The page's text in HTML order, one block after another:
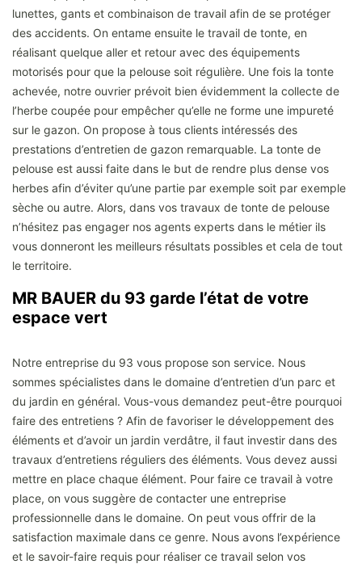
lunettes, gants et combinaison de travail afin de se protéger
des accidents. On entame ensuite le travail de tonte, en
réalisant quelque aller et retour avec des équipements
motorisés pour que la pelouse soit régulière. Une fois la tonte
achevée, notre ouvrier prévoit bien évidemment la collecte de
l’herbe coupée pour empêcher qu’elle ne forme une impureté
sur le gazon. On propose à tous clients intéressés des
prestations d’entretien de gazon remarquable. La tonte de
pelouse est aussi faite dans le but de rendre plus dense vos
herbes afin d’éviter qu’une partie par exemple soit par exemple
sèche ou autre. Alors, dans vos travaux de tonte de pelouse
n’hésitez pas engager nos agents experts dans le métier ils
vous donneront les meilleurs résultats possibles et cela de tout
le territoire.
MR BAUER du 93 garde l’état de votre
espace vert
Notre entreprise du 93 vous propose son service. Nous
sommes spécialistes dans le domaine d’entretien d’un parc et
du jardin en général. Vous-vous demandez peut-être pourquoi
faire des entretiens ? Afin de favoriser le développement des
éléments et d’avoir un jardin verdâtre, il faut investir dans des
travaux d’entretiens réguliers des éléments. Vous devez aussi
mettre en place chaque élément. Pour faire ce travail à votre
place, on vous suggère de contacter une entreprise
professionnelle dans le domaine. On peut vous offrir de la
satisfaction maximale dans ce genre. Nous avons l’expérience
et le savoir-faire requis pour réaliser ce travail selon vos